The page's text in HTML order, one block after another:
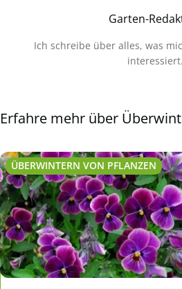
Garten-
Ich schreibe über alles, was
interessiert.
Erfahre mehr über
ÜBERWINTERN VON PFLANZEN